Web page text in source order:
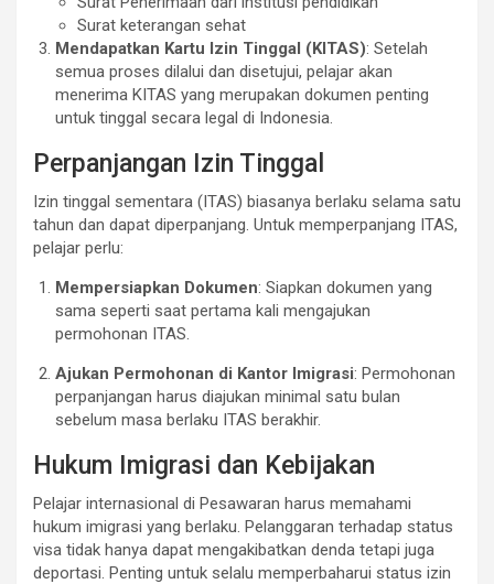
Surat keterangan sehat
Mendapatkan Kartu Izin Tinggal (KITAS): Setelah
semua proses dilalui dan disetujui, pelajar akan
menerima KITAS yang merupakan dokumen penting
untuk tinggal secara legal di Indonesia.
Perpanjangan Izin Tinggal
Izin tinggal sementara (ITAS) biasanya berlaku selama satu
tahun dan dapat diperpanjang. Untuk memperpanjang ITAS,
pelajar perlu:
Mempersiapkan Dokumen: Siapkan dokumen yang
sama seperti saat pertama kali mengajukan
permohonan ITAS.
Ajukan Permohonan di Kantor Imigrasi: Permohonan
perpanjangan harus diajukan minimal satu bulan
sebelum masa berlaku ITAS berakhir.
Hukum Imigrasi dan Kebijakan
Pelajar internasional di Pesawaran harus memahami
hukum imigrasi yang berlaku. Pelanggaran terhadap status
visa tidak hanya dapat mengakibatkan denda tetapi juga
deportasi. Penting untuk selalu memperbaharui status izin